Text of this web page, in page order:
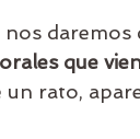
daremos
que
rato,